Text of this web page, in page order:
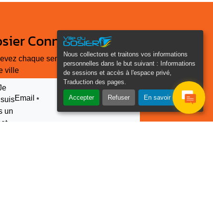
Nous collectons et traitons vos informations
personnelles dans le but suivant :
Informations
de sessions et accès à l'espace privé,
Traduction des pages
Accepter Refuser En savoir plus
Connecté
chaque semaine l'actualité de
ville
un
Email *